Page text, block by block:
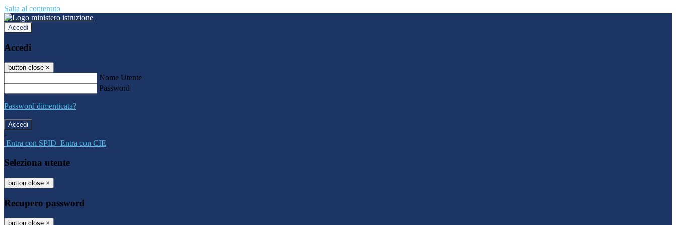
Salta al contenuto
Accedi
Accedi
button close ×
Nome Utente
Password
Password dimenticata?
-
Entra con SPID Entra con CIE
Seleziona utente
button close ×
Recupero password
button close ×